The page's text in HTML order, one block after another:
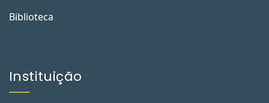
Biblioteca
Instituição